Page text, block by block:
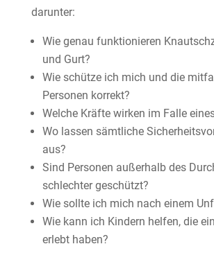
darunter:
Wie genau funktionieren
und Gurt?
Wie schütze ich mich und die
Personen korrekt?
Welche Kräfte wirken im Falle
Wo lassen sämtliche
aus?
Sind Personen außerhalb des
schlechter geschützt?
Wie sollte ich mich nach einem
Wie kann ich Kindern helfen, die
erlebt haben?